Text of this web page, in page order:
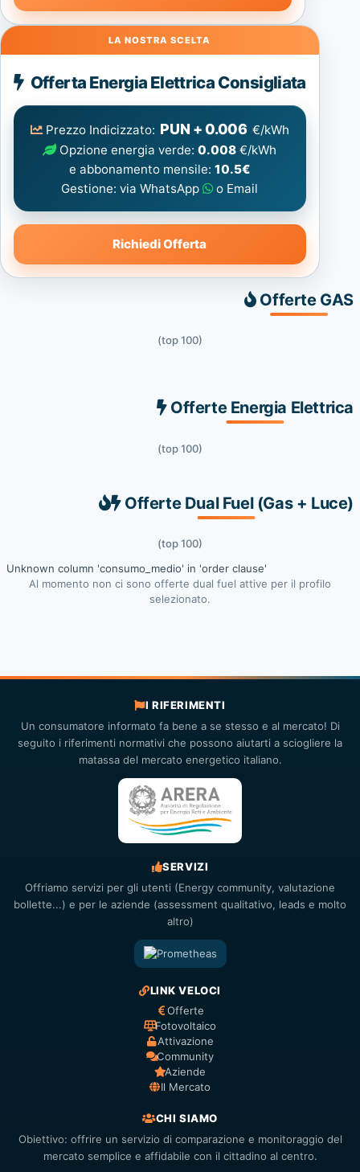
Energia
Elettrica
consigliata
Offerta Energia Elettrica Consigliata
Prezzo Indicizzato: PUN + 0.006 €/kWh
Opzione energia verde:0.008 €/kWh
e abbonamento mensile: 10.5€
Gestione: via WhatsApp
o Email
Richiedi Offerta
Offerte GAS
(top 100)
Offerte Energia Elettrica
(top 100)
Offerte Dual Fuel (Gas + Luce)
(top 100)
Unknown column 'consumo_medio' in 'order clause'
Al momento non ci sono offerte dual fuel attive per il profilo
selezionato.
I RIFERIMENTI
Un consumatore informato fa bene a se stesso e al mercato! Di
seguito i riferimenti normativi che possono aiutarti a sciogliere la
matassa del mercato energetico italiano.
SERVIZI
Offriamo servizi per gli utenti (Energy community, valutazione
bollette...) e per le aziende (assessment qualitativo, leads e molto
altro)
LINK VELOCI
Offerte
Fotovoltaico
Attivazione
Community
Aziende
Il Mercato
CHI SIAMO
Obiettivo: offrire un servizio di comparazione e monitoraggio del
mercato semplice e affidabile con il cittadino al centro.